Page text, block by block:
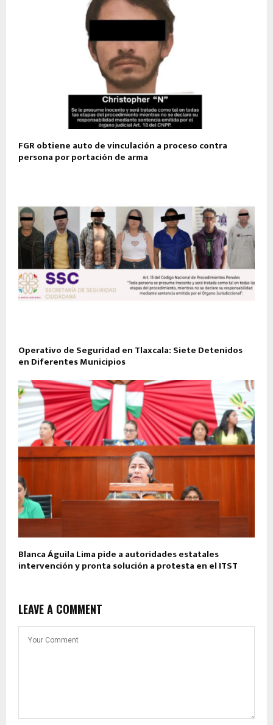
FGR obtiene auto de vinculación a proceso contra
persona por portación de arma
Operativo de Seguridad en Tlaxcala: Siete Detenidos
en Diferentes Municipios
Blanca Águila Lima pide a autoridades estatales
intervención y pronta solución a protesta en el ITST
LEAVE A COMMENT